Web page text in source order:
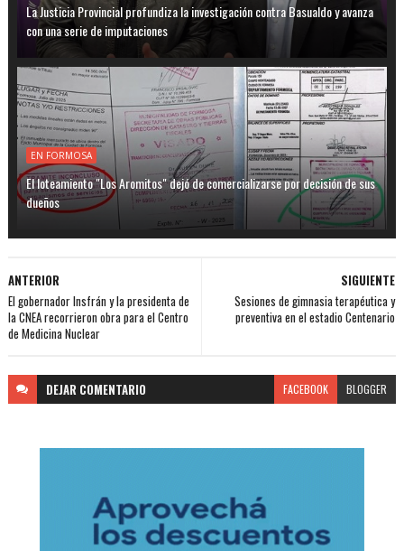
La Justicia Provincial profundiza la investigación contra Basualdo y avanza
con una serie de imputaciones
EN FORMOSA
El loteamiento "Los Aromitos" dejó de comercializarse por decisión de sus
dueños
SIGUIENTE
Sesiones de gimnasia terapéutica y
preventiva en el estadio Centenario
ANTERIOR
El gobernador Insfrán y la presidenta de
la CNEA recorrieron obra para el Centro
de Medicina Nuclear
DEJAR COMENTARIO FACEBOOK BLOGGER